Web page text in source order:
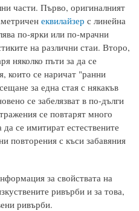
части. Първо, оригиналният
еквилайзер с линейна
по-ярки или по-мрачни
на различни стаи. Второ,
няколко пъти за да се
които се наричат "ранни
за една стая с някакъв
се забелязват в по-дълги
се повтарят много
се имитират естествените
повторения с къси забавяния
за свойствата на
ривърби и за това,
ривърби.